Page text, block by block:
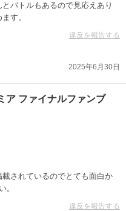
バトルもあるので見応えあり
す。
違反を報告する
2025年6月30日
ア ファイナルファンブ
されているのでとても面白か
。
違反を報告する